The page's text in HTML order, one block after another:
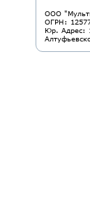
ООО
ОГРН:
Юр. Адрес: